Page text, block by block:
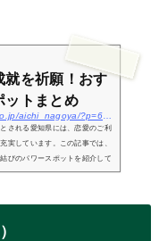
就を祈願！おす
ットまとめ
される愛知県には、恋愛のご利
実しています。この記事では、
びのパワースポットを紹介して
恋の三社めぐり」のやり方等も